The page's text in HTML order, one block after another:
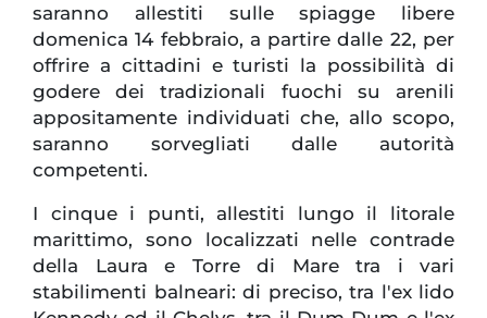
saranno allestiti sulle spiagge libere
domenica 14 febbraio, a partire dalle 22, per
offrire a cittadini e turisti la possibilità di
godere dei tradizionali fuochi su arenili
appositamente individuati che, allo scopo,
saranno sorvegliati dalle autorità
competenti.
I cinque i punti, allestiti lungo il litorale
marittimo, sono localizzati nelle contrade
della Laura e Torre di Mare tra i vari
stabilimenti balneari: di preciso, tra l'ex lido